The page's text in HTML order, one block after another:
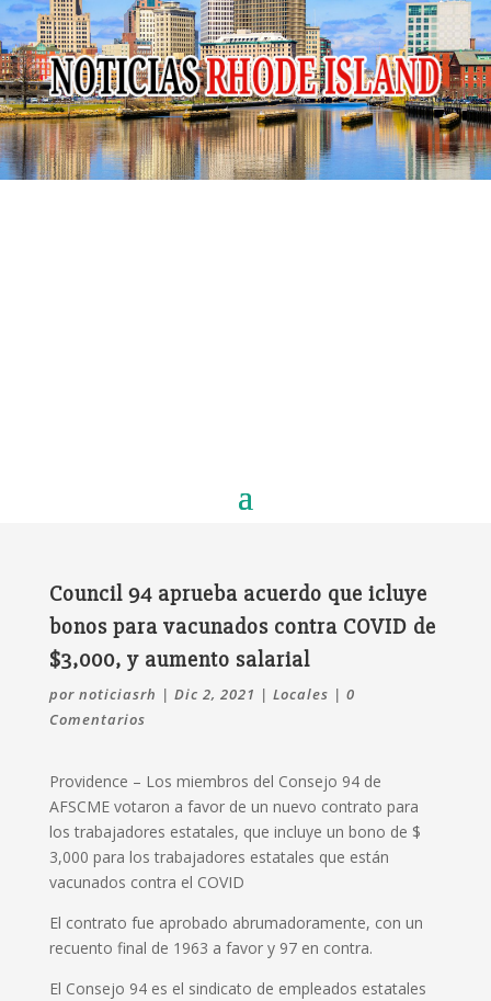
Council 94 aprueba acuerdo que icluye
bonos para vacunados contra COVID de
$3,000, y aumento salarial
por noticiasrh | Dic 2, 2021 | Locales | 0
Comentarios
Providence – Los miembros del Consejo 94 de
AFSCME votaron a favor de un nuevo contrato para
los trabajadores estatales, que incluye un bono de $
3,000 para los trabajadores estatales que están
vacunados contra el COVID
El contrato fue aprobado abrumadoramente, con un
recuento final de 1963 a favor y 97 en contra.
El Consejo 94 es el sindicato de empleados estatales